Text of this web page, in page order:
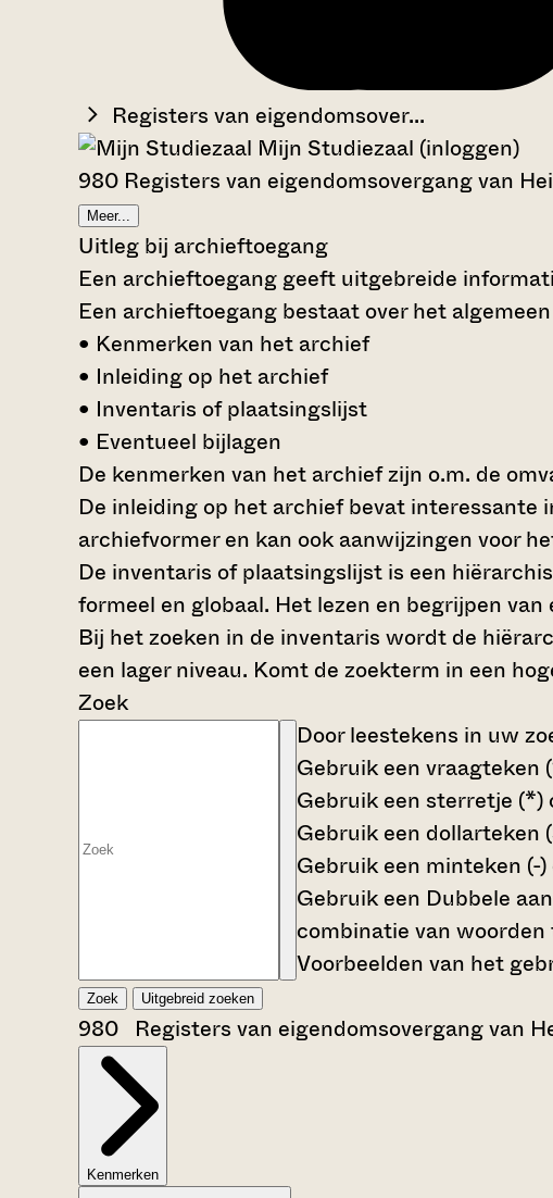
Registers van eigendomsover...
Mijn Studiezaal (inloggen)
980 Registers van eigendomsovergang van
Meer...
Uitleg bij archieftoegang
Een archieftoegang geeft uitgebreide
Een archieftoegang bestaat over het
• Kenmerken van het archief
• Inleiding op het archief
• Inventaris of plaatsingslijst
• Eventueel bijlagen
De kenmerken van het archief zijn o.m. de
De inleiding op het archief bevat interessante
archiefvormer en kan ook aanwijzingen voor
De inventaris of plaatsingslijst is een
formeel en globaal. Het lezen en begrijpen
Bij het zoeken in de inventaris wordt de
een lager niveau. Komt de zoekterm in een
Zoek
Door leestekens in uw
Gebruik een vraagteken
Gebruik een sterretje (*)
Gebruik een dollarteken
Gebruik een minteken (-)
Gebruik een Dubbele
combinatie van woorden
Voorbeelden van het
Zoek Uitgebreid zoeken
980 Registers van eigendomsovergang van
Kenmerken